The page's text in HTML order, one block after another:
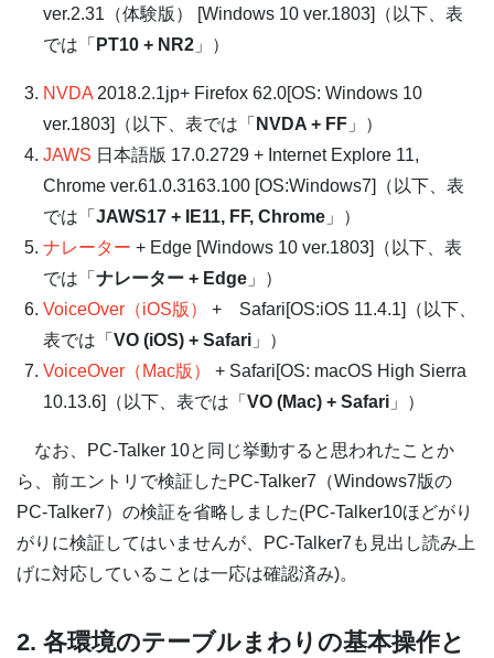
ver.2.31（体験版） [Windows 10 ver.1803]（以下、表
では「 PT10 + NR2 」）
NVDA 2018.2.1jp+ Firefox 62.0[OS: Windows 10
ver.1803]（以下、表では「 NVDA + FF 」）
JAWS 日本語版 17.0.2729 + Internet Explore 11,
Chrome ver.61.0.3163.100 [OS:Windows7]（以下、表
では「 JAWS17 + IE11, FF, Chrome 」）
ナレーター + Edge [Windows 10 ver.1803]（以下、表
では「 ナレーター + Edge 」）
VoiceOver（iOS版）
+ Safari[OS:iOS 11.4.1]（以下、
表では「 VO (iOS) + Safari 」）
VoiceOver（Mac版）
+ Safari[OS: macOS High Sierra
10.13.6]（以下、表では「 VO (Mac) + Safari 」）
なお、PC-Talker 10と同じ挙動すると思われたことか
ら、前エントリで検証したPC-Talker7（Windows7版の
PC-Talker7）の検証を省略しました(PC-Talker10ほどがり
がりに検証してはいませんが、PC-Talker7も見出し読み上
げに対応していることは一応は確認済み)。
2. 各環境のテーブルまわりの基本操作と